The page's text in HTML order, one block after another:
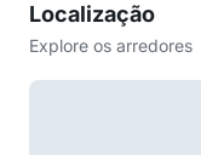
Localização
Explore os arredores